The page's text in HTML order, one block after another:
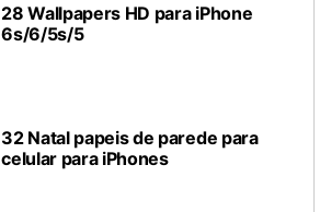
28 Wallpapers HD para iPhone
6s/6/5s/5
32 Natal papeis de parede para
celular para iPhones